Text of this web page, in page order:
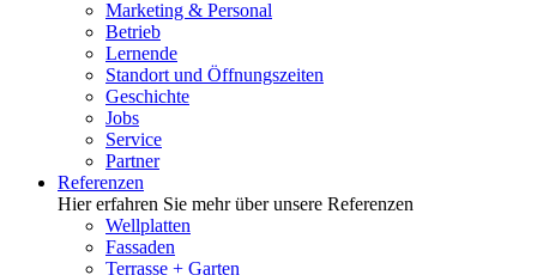
Marketing & Personal
Betrieb
Lernende
Standort und Öffnungszeiten
Geschichte
Jobs
Service
Partner
Referenzen
Hier erfahren Sie mehr über unsere Referenzen
Wellplatten
Fassaden
Terrasse + Garten